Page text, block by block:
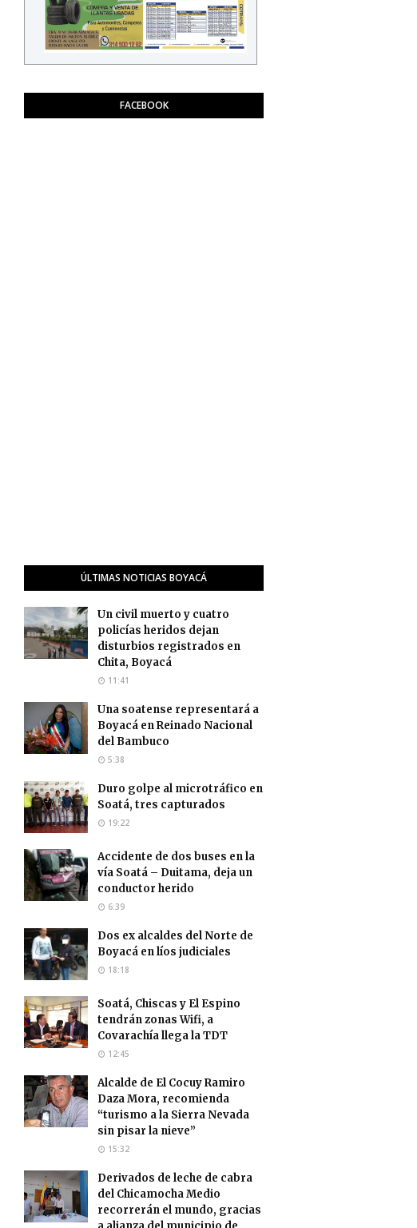
FACEBOOK
ÚLTIMAS NOTICIAS BOYACÁ
Un civil muerto y cuatro
policías heridos dejan
disturbios registrados en
Chita, Boyacá
11:41
Una soatense representará a
Boyacá en Reinado Nacional
del Bambuco
5:38
Duro golpe al microtráfico en
Soatá, tres capturados
19:22
Accidente de dos buses en la
vía Soatá – Duitama, deja un
conductor herido
6:39
Dos ex alcaldes del Norte de
Boyacá en líos judiciales
18:18
Soatá, Chiscas y El Espino
tendrán zonas Wifi, a
Covarachía llega la TDT
12:45
Alcalde de El Cocuy Ramiro
Daza Mora, recomienda
“turismo a la Sierra Nevada
sin pisar la nieve”
15:32
Derivados de leche de cabra
del Chicamocha Medio
recorrerán el mundo, gracias